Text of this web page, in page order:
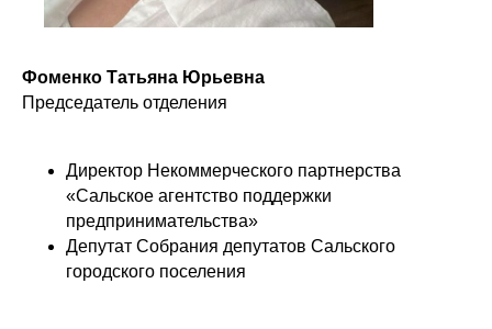
Фоменко Татьяна Юрьевна
Председатель отделения
Директор Некоммерческого партнерства
«Сальское агентство поддержки
предпринимательства»
Депутат Собрания депутатов Сальского
городского поселения